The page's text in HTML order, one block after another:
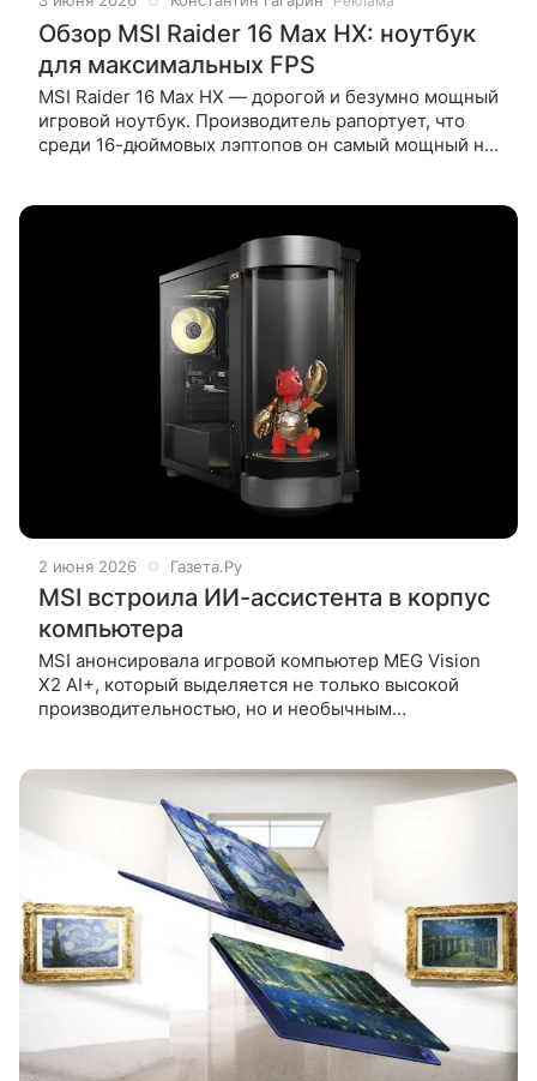
Обзор MSI Raider 16 Max HX: ноутбук
для максимальных FPS
MSI Raider 16 Max HX — дорогой и безумно мощный
игровой ноутбук. Производитель рапортует, что
среди 16-дюймовых лэптопов он самый мощный на
2 июня 2026 Газета.Ру
MSI встроила ИИ-ассистента в корпус
компьютера
MSI анонсировала игровой компьютер MEG Vision
X2 AI+, который выделяется не только высокой
производительностью, но и необычным